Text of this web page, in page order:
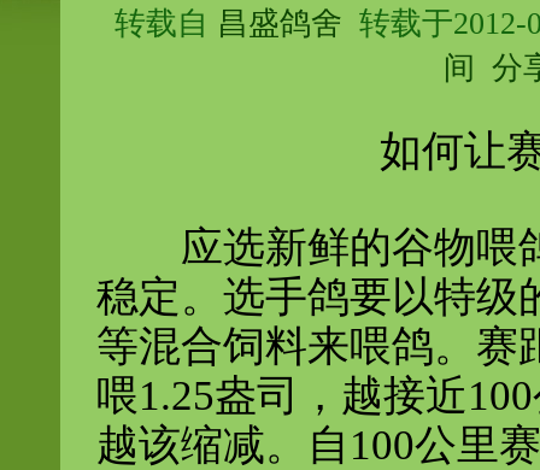
转载自 昌盛鸽舍 转载于
间
分
如何让赛
应选新鲜的谷物喂
稳定。选手鸽要以特级
等混合饲料来喂鸽。赛
喂1.25盎司，越接近
越该缩减。自100公里